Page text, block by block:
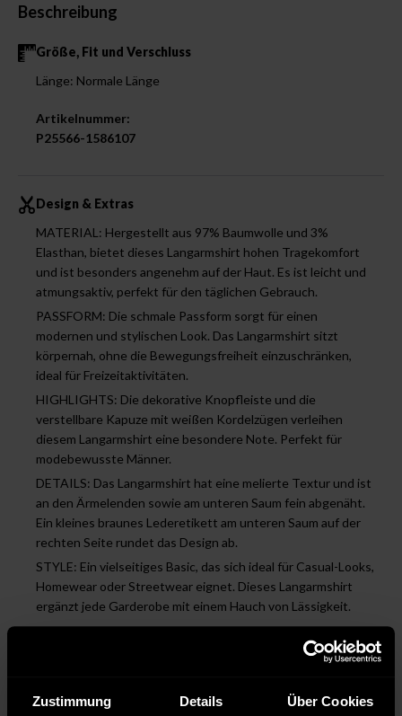
Zustimmung Details Über Cookies
Beschreibung
Größe, Fit und Verschluss
Länge: Normale Länge
Artikelnummer:
P25566-1586107
Design & Extras
MATERIAL: Hergestellt aus 97% Baumwolle und 3%
Elasthan, bietet dieses Langarmshirt hohen Tragekomfort
und ist besonders angenehm auf der Haut. Es ist leicht und
atmungsaktiv, perfekt für den täglichen Gebrauch.
PASSFORM: Die schmale Passform sorgt für einen
modernen und stylischen Look. Das Langarmshirt sitzt
körpernah, ohne die Bewegungsfreiheit einzuschränken,
ideal für Freizeitaktivitäten.
HIGHLIGHTS: Die dekorative Knopfleiste und die
verstellbare Kapuze mit weißen Kordelzügen verleihen
diesem Langarmshirt eine besondere Note. Perfekt für
modebewusste Männer.
DETAILS: Das Langarmshirt hat eine melierte Textur und ist
an den Ärmelenden sowie am unteren Saum fein abgenäht.
Ein kleines braunes Lederetikett am unteren Saum auf der
rechten Seite rundet das Design ab.
STYLE: Ein vielseitiges Basic, das sich ideal für Casual-Looks,
Homewear oder Streetwear eignet. Dieses Langarmshirt
ergänzt jede Garderobe mit einem Hauch von Lässigkeit.